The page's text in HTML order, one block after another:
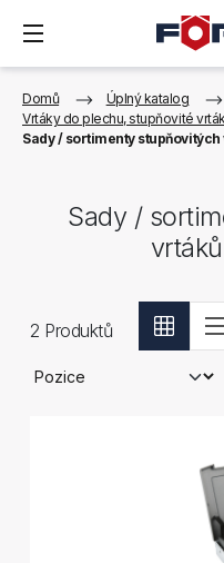
Domů Úplný katalog
Vrtáky do plechu, stupňovité
Sady / sortimenty
Sady /
2 Produktů